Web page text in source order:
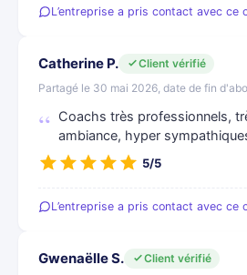
L’entreprise a pris contact avec ce
Catherine P.
Client vérifié
Partagé le 30 mai 2026, date de fin
Coachs très professionnels,
ambiance, hyper
5/5
L’entreprise a pris contact avec ce
Gwenaëlle S.
Client vérifié